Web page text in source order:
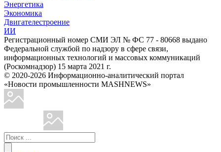
Энергетика
Экономика
Двигателестроение
ИИ
Регистрационный номер СМИ ЭЛ № ФС 77 - 80668 выдано
Федеральной службой по надзору в сфере связи,
информационных технологий и массовых коммуникаций
(Роскомнадзор) 15 марта 2021 г.
© 2020-2026 Информационно-аналитический портал
«Новости промышленности MASHNEWS»